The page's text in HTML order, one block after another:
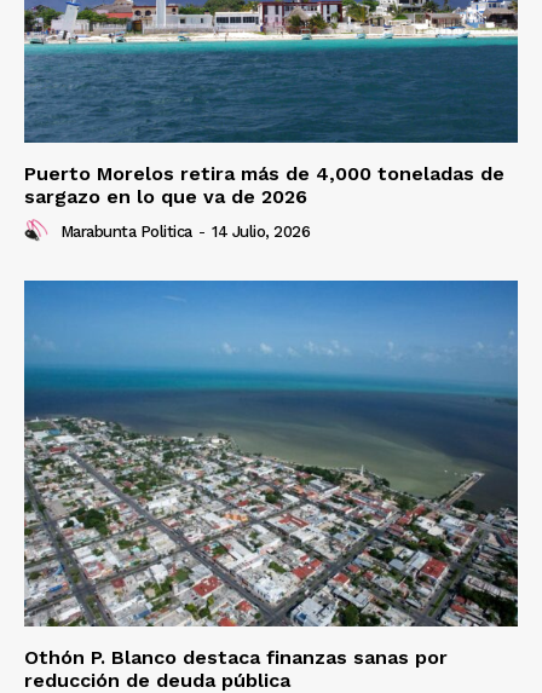
Puerto Morelos retira más de 4,000 toneladas de
sargazo en lo que va de 2026
Marabunta Politica - 14 Julio, 2026
Othón P. Blanco destaca finanzas sanas por
reducción de deuda pública